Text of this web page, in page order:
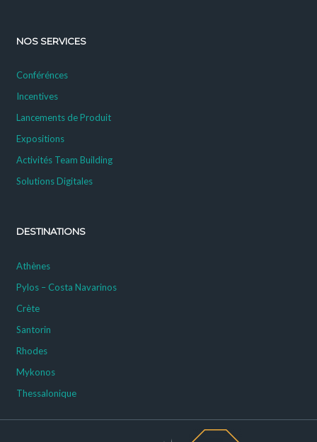
NOS SERVICES
Conférénces
Incentives
Lancements de Produit
Expositions
Activités Team Building
Solutions Digitales
DESTINATIONS
Athènes
Pylos – Costa Navarinos
Crète
Santorin
Rhodes
Mykonos
Thessalonique